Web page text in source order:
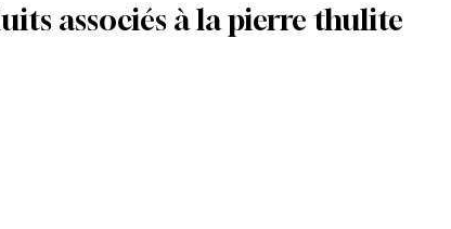
associés à la pierre thulite